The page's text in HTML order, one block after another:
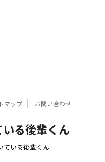
マップ お問い合わせ
る後輩くん
ている後輩くん